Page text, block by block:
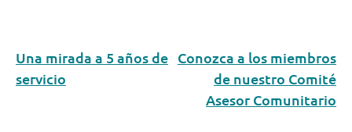
Una mirada a 5 años de
servicio
Conozca a los miembros
de nuestro Comité
Asesor Comunitario